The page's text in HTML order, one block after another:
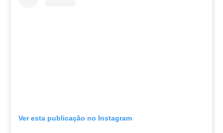
Ver esta publicação no Instagram